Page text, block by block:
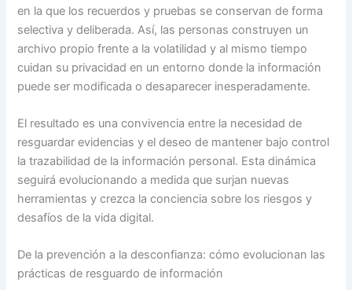
en la que los recuerdos y pruebas se conservan de forma
selectiva y deliberada. Así, las personas construyen un
archivo propio frente a la volatilidad y al mismo tiempo
cuidan su privacidad en un entorno donde la información
puede ser modificada o desaparecer inesperadamente.
El resultado es una convivencia entre la necesidad de
resguardar evidencias y el deseo de mantener bajo control
la trazabilidad de la información personal. Esta dinámica
seguirá evolucionando a medida que surjan nuevas
herramientas y crezca la conciencia sobre los riesgos y
desafíos de la vida digital.
De la prevención a la desconfianza: cómo evolucionan las
prácticas de resguardo de información